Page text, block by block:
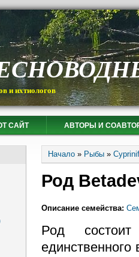
и ихтиологов
САЙТ АВТОРЫ И
Вы здесь
Начало » Рыбы »
Род
Описание семейства:
Род
единственного